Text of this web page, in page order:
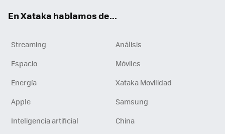
En Xataka hablamos de...
Streaming
Análisis
Espacio
Móviles
Energía
Xataka Movilidad
Apple
Samsung
Inteligencia artificial
China